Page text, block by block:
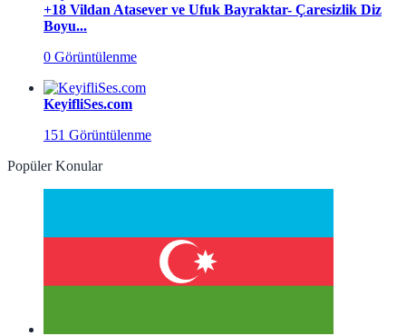
+18 Vildan Atasever ve Ufuk Bayraktar- Çaresizlik Diz
Boyu...
0 Görüntülenme
KeyifliSes.com
151 Görüntülenme
Popüler Konular